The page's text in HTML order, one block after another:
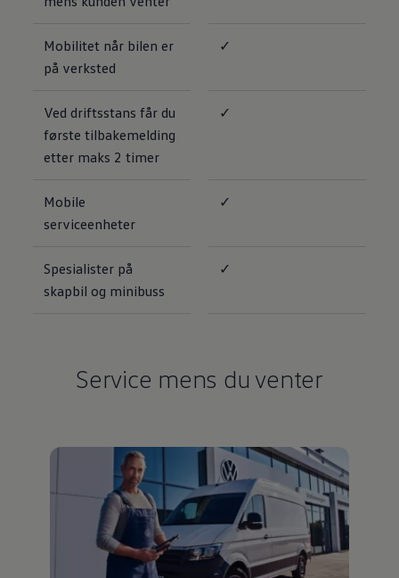
Mobilitet når bilen er
på verksted
✓
Ved driftsstans får du
første tilbakemelding
etter maks 2 timer
✓
Mobile
serviceenheter
✓
Spesialister på
skapbil og minibuss
✓
Service mens du venter